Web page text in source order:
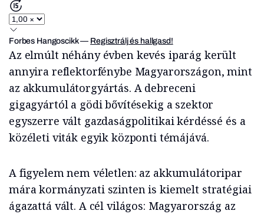
Forbes Hangoscikk— Regisztrálj és hallgasd!
Az elmúlt néhány évben kevés iparág került
annyira reflektorfénybe Magyarországon, mint
az akkumulátorgyártás. A debreceni
gigagyártól a gödi bővítésekig a szektor
egyszerre vált gazdaságpolitikai kérdéssé és a
közéleti viták egyik központi témájává.
A figyelem nem véletlen: az akkumulátoripar
mára kormányzati szinten is kiemelt stratégiai
ágazattá vált. A cél világos: Magyarország az